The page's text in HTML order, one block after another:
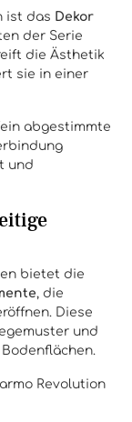
ist das Dekor
der Serie
die Ästhetik
sie in einer
abgestimmte
und
bietet die
, die
Diese
und
Revolution